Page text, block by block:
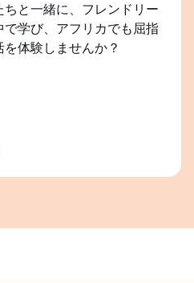
と一緒に、フレンドリー
学び、アフリカでも屈指
体験しませんか？